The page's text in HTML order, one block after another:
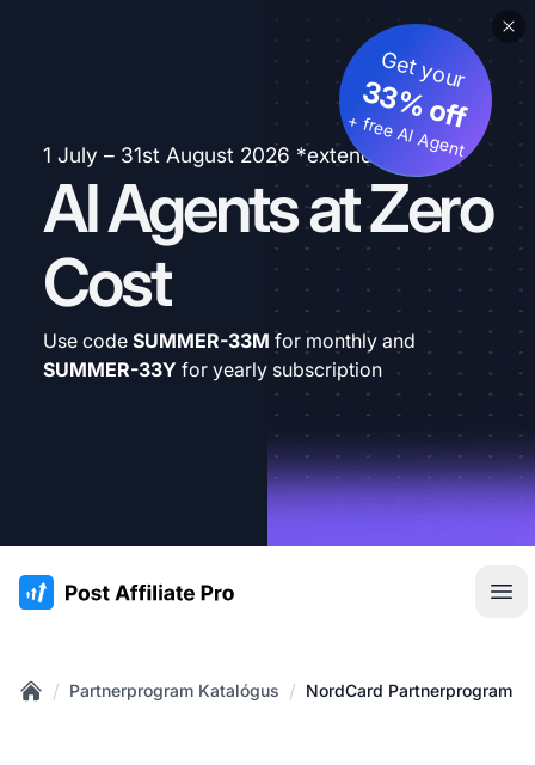
1 July – 31st August 2026 *extended
AI Agents at Zero
Cost
Get your
33% off
+ free AI Agent
Use code SUMMER-33M for monthly and
SUMMER-33Y for yearly subscription
:site.title
/ Partnerprogram Katalógus / NordCard Partnerprogram